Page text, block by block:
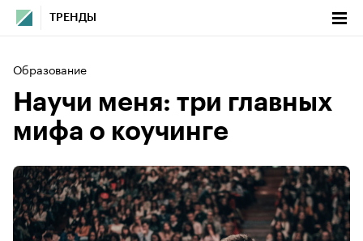
ТРЕНДЫ
Образование
Научи меня: три главных
мифа о коучинге